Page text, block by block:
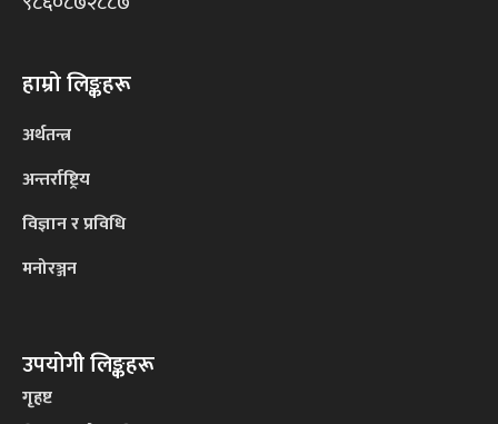
हाम्रो लिङ्कहरू
अर्थतन्त्र
अन्तर्राष्ट्रिय
विज्ञान र प्रविधि
मनोरञ्जन
उपयोगी लिङ्कहरू
गृहष्ट